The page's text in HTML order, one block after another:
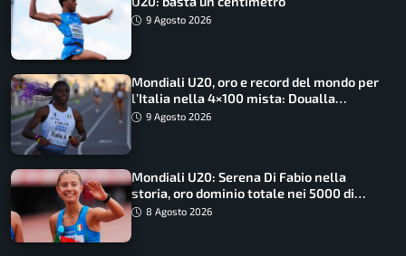
9 Agosto 2026
Mondiali U20, oro e record del mondo per
l’Italia nella 4×100 mista: Doualla
straordinaria
9 Agosto 2026
Mondiali U20: Serena Di Fabio nella
storia, oro dominio totale nei 5000 di
marcia
8 Agosto 2026